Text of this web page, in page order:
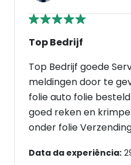
Top Bedrijf
Top Bedrijf goede
meldingen door te
folie auto folie
goed reken en
onder folie
Data da experiência: